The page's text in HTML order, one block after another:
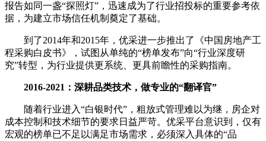
报告如同一盏“探照灯”，迅速成为了行业招投标的重要参考依
据，为建立市场信任机制奠定了基础。
到了2014年和2015年，优采进一步推出了《中国房地产工
程采购白皮书》，试图从单纯的“榜单发布”向“行业深度研
究”转型，为行业提供更系统、更具前瞻性的采购指南。
2016-2021：深耕品类技术，做专业的“翻译官”
随着行业进入“白银时代”，粗放式管理难以为继，房企对
成本控制和技术细节的要求日益严苛。优采平台意识到，仅有
宏观的榜单已不足以满足市场需求，必须深入具体的“品